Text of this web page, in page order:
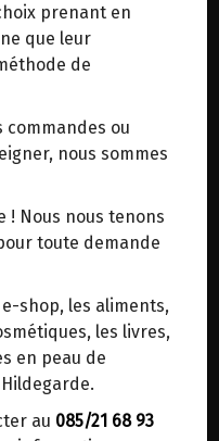
prenant en
que leur
de
commandes ou
nous sommes
! Nous nous tenons
toute demande
shop, les aliments,
les livres,
en peau de
au 085/21 68 93
au plus grand
il y a
chez vous.
un point
BBox de BPost :
BBox
le
mail avec le
bien nous vous
ensemble le
lieu
Pains sans gluten
Monépi
5.7€/pc